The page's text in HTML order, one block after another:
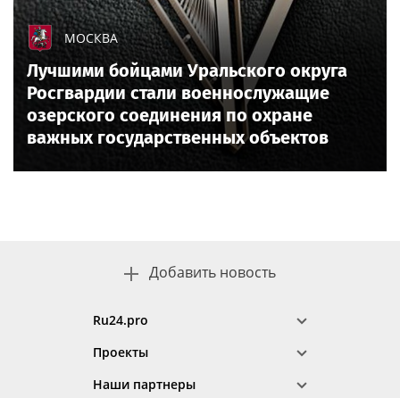
МОСКВА
Лучшими бойцами Уральского округа
Росгвардии стали военнослужащие
озерского соединения по охране
важных государственных объектов
Добавить новость
Ru24.pro
Проекты
Наши партнеры